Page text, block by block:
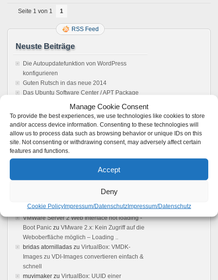
Manage Cookie Consent
To provide the best experiences, we use technologies like cookies to store
and/or access device information. Consenting to these technologies will
allow us to process data such as browsing behavior or unique IDs on this
site. Not consenting or withdrawing consent, may adversely affect certain
features and functions.
Accept
Deny
Cookie PolicyImpressum/DatenschutzImpressum/Datenschutz
Seite 1 von 1 1
RSS Feed
Neuste Beiträge
Die Autoupdatefunktion von WordPress
konfigurieren
Guten Rutsch in das neue 2014
Das Ubuntu Software Center / APT Package
Howto: Windows rebooten aus einer Remote
Desktop Verbindung
Sonos Windows Controller 4.1 unter Wine,
Anleitung. Es läuft !
Vmware server: Browser does not load user
VMware 2.x: Kein
Loading ..
VMWare Server 2 Web Interface not loading -
Boot Panic zu VMware 2.x: Kein Zugriff auf die
Weboberfläche möglich – Loading ..
bridas atornilladas zu VirtualBox: VMDK-
Images zu VDI-Images convertieren einfach &
schnell
muvimaker zu VirtualBox: UUID einer